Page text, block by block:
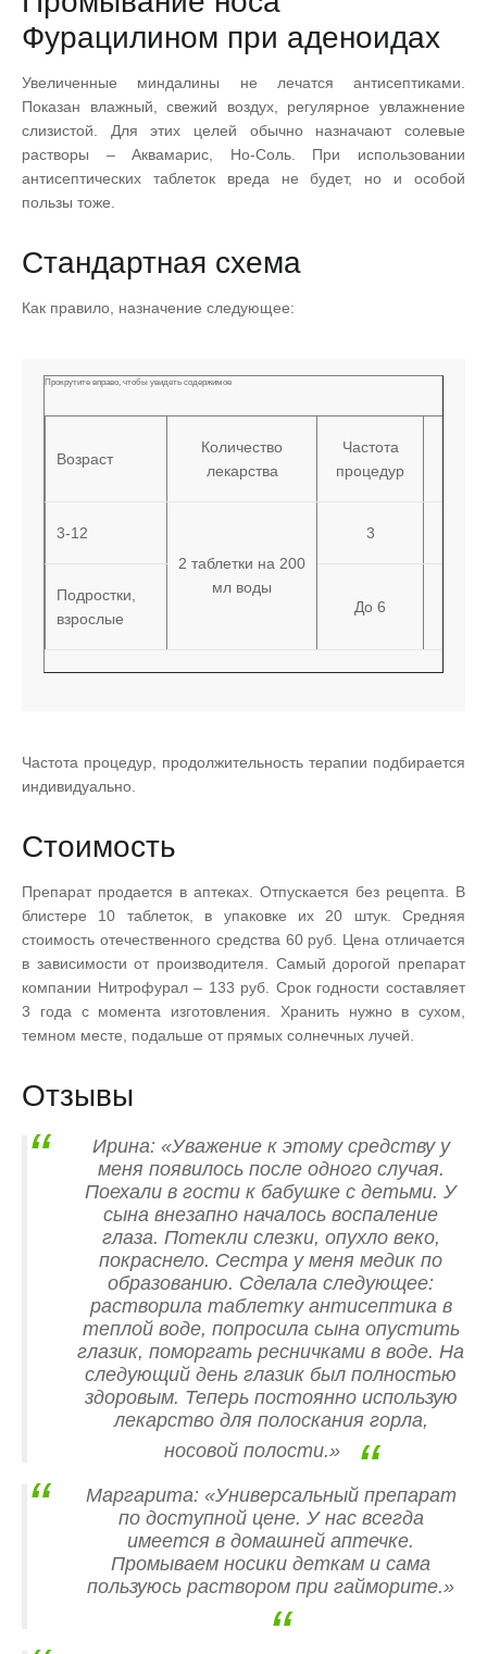
Фурацилином при аденоидах
Увеличенные миндалины не лечатся антисептиками.
Показан влажный, свежий воздух, регулярное увлажнение
слизистой. Для этих целей обычно назначают солевые
растворы – Аквамарис, Но-Соль. При использовании
антисептических таблеток вреда не будет, но и особой
пользы тоже.
Стандартная схема
Как правило, назначение следующее:
Возраст
Количество
лекарства
Частота
процедур
3-12
2 таблетки на 200
мл воды
3
Подростки,
взрослые
До 6
Частота процедур, продолжительность терапии подбирается
индивидуально.
Стоимость
Препарат продается в аптеках. Отпускается без рецепта. В
блистере 10 таблеток, в упаковке их 20 штук. Средняя
стоимость отечественного средства 60 руб. Цена отличается
в зависимости от производителя. Самый дорогой препарат
компании Нитрофурал – 133 руб. Срок годности составляет
3 года с момента изготовления. Хранить нужно в сухом,
темном месте, подальше от прямых солнечных лучей.
Отзывы
Ирина: «Уважение к этому средству у
меня появилось после одного случая.
Поехали в гости к бабушке с детьми. У
сына внезапно началось воспаление
глаза. Потекли слезки, опухло веко,
покраснело. Сестра у меня медик по
образованию. Сделала следующее:
растворила таблетку антисептика в
теплой воде, попросила сына опустить
глазик, поморгать ресничками в воде. На
следующий день глазик был полностью
здоровым. Теперь постоянно использую
лекарство для полоскания горла,
носовой полости.»
Маргарита: «Универсальный препарат
по доступной цене. У нас всегда
имеется в домашней аптечке.
Промываем носики деткам и сама
пользуюсь раствором при гайморите.»